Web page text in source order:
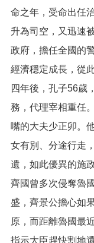
政
府
訊
公
檔
案
應
用
回
首
頁
站
導
命之年，受命出任
升為司空，又迅速
政府，擔任全國的
經濟穩定成長，從
四年後，孔子56歲
務，代理宰相重任
嘴的大夫少正卯。
女有別、分途行走
遺，如此優異的施
齊國曾多次侵奪魯
盛，齊景公擔心如
原，而距離魯國最
指示大臣趕快割地